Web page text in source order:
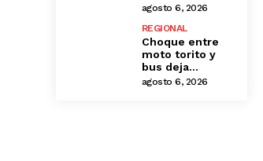
agosto 6, 2026
REGIONAL
Choque entre
moto torito y
bus deja...
agosto 6, 2026